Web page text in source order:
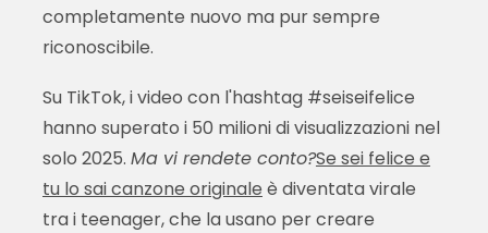
completamente nuovo ma pur sempre
riconoscibile.
Su TikTok, i video con l'hashtag #seiseifelice
hanno superato i 50 milioni di visualizzazioni nel
solo 2025. Ma vi rendete conto?Se sei felice e
tu lo sai canzone originale è diventata virale
tra i teenager, che la usano per creare